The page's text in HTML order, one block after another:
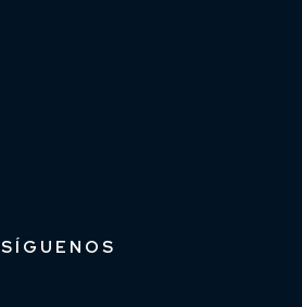
SÍGUENOS